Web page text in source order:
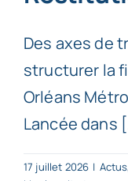
Des axes de
structurer la
Orléans
Lancée dans
17 juillet 2026 | Actus,